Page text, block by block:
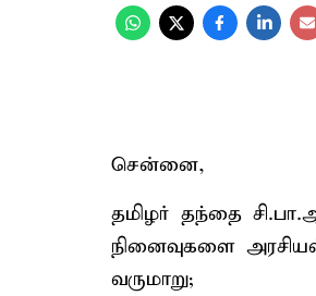
சென்னை,
தமிழர் தந்தை
நினைவுகளை
வருமாறு;